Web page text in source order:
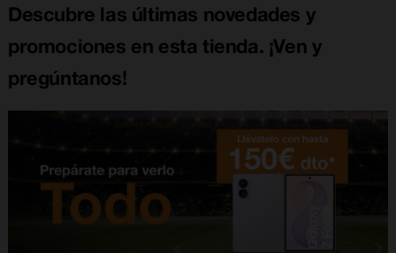
Descubre las últimas novedades y
promociones en esta tienda. ¡Ven y
pregúntanos!